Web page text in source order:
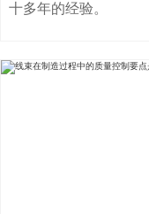
十多年的经验。